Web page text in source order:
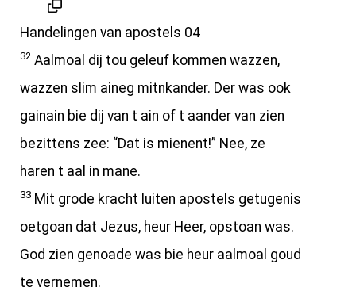
Handelingen van apostels 04
32 Aalmoal dij tou geleuf kommen wazzen,
wazzen slim aineg mitnkander. Der was ook
gainain bie dij van t ain of t aander van zien
bezittens zee: “Dat is mienent!” Nee, ze
haren t aal in mane.
33 Mit grode kracht luiten apostels getugenis
oetgoan dat Jezus, heur Heer, opstoan was.
God zien genoade was bie heur aalmoal goud
te vernemen.